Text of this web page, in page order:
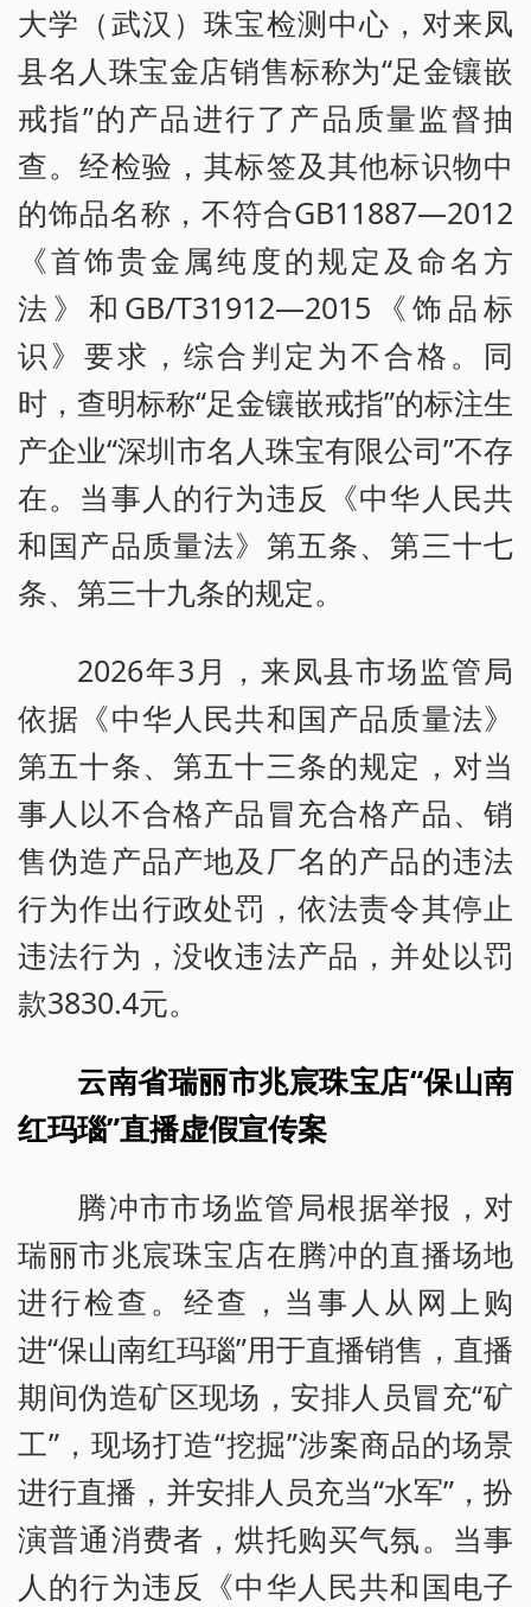
大学（武汉）珠宝检测中心，对来凤
县名人珠宝金店销售标称为“足金镶嵌
戒指”的产品进行了产品质量监督抽
查。经检验，其标签及其他标识物中
的饰品名称，不符合GB11887—2012
《首饰贵金属纯度的规定及命名方
法》和GB/T31912—2015《饰品标
识》要求，综合判定为不合格。同
时，查明标称“足金镶嵌戒指”的标注生
产企业“深圳市名人珠宝有限公司”不存
在。当事人的行为违反《中华人民共
和国产品质量法》第五条、第三十七
条、第三十九条的规定。
2026年3月，来凤县市场监管局
依据《中华人民共和国产品质量法》
第五十条、第五十三条的规定，对当
事人以不合格产品冒充合格产品、销
售伪造产品产地及厂名的产品的违法
行为作出行政处罚，依法责令其停止
违法行为，没收违法产品，并处以罚
款3830.4元。
云南省瑞丽市兆宸珠宝店“保山南
红玛瑙”直播虚假宣传案
腾冲市市场监管局根据举报，对
瑞丽市兆宸珠宝店在腾冲的直播场地
进行检查。经查，当事人从网上购
进“保山南红玛瑙”用于直播销售，直播
期间伪造矿区现场，安排人员冒充“矿
工”，现场打造“挖掘”涉案商品的场景
进行直播，并安排人员充当“水军”，扮
演普通消费者，烘托购买气氛。当事
人的行为违反《中华人民共和国电子